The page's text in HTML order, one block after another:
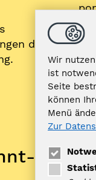
der
Wir
ist
Seite
können
Menü
Zur